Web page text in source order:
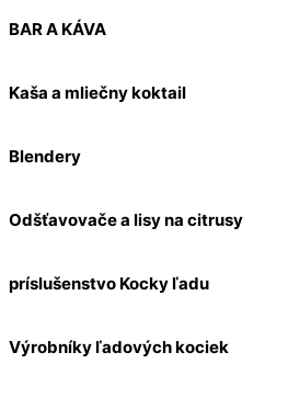
BAR A KÁVA
Kaša a mliečny koktail
Blendery
Odšťavovače a lisy na citrusy
príslušenstvo Kocky ľadu
Výrobníky ľadových kociek